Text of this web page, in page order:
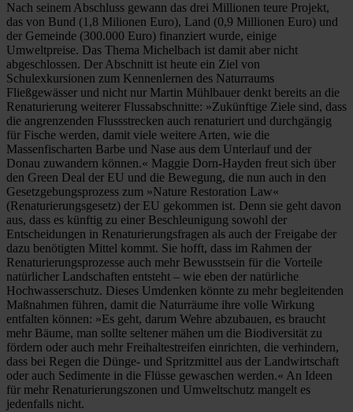
Nach seinem Abschluss gewann das drei Millionen teure Projekt,
das von Bund (1,8 Milionen Euro), Land (0,9 Millionen Euro) und
der Gemeinde (300.000 Euro) finanziert wurde, einige
Umweltpreise. Das Thema Michelbach ist damit aber nicht
abgeschlossen. Der Abschnitt ist heute ein Ziel von
Schulexkursionen zum Kennenlernen des Naturraums
Fließgewässer und nicht nur Martin Mühlbauer denkt bereits an die
Renaturierung weiterer Flussabschnitte: »Zukünftige Ziele sind, dass
die angrenzenden Flussstrecken auch renaturiert und durchgängig
für Fische werden, damit viele weitere Arten, wie die
Massenfischarten Barbe und Nase aus dem Unterlauf und der
Donau zuwandern können.« Maggie Dorn-Hayden freut sich über
den Green Deal der EU und die Bewegung, die nun auch in den
Gesetzgebungsprozess zum »Nature Restoration Law«
(Renaturierungsgesetz) der EU gekommen ist. Denn sie geht davon
aus, dass es künftig zu einer Beschleunigung sowohl der
Entscheidungen in Renaturierungsfragen als auch der Freigabe der
dazu benötigten Mittel kommt. Sie hofft, dass im Rahmen der
Renaturierungsprozesse auch mehr Bewusstsein für die Vorteile
natürlicher Landschaften entsteht – wie eben der natürliche
Hochwasserschutz. Dieses Umdenken könnte zu mehr begleitenden
Maßnahmen führen, damit die Naturräume ihre volle Wirkung
entfalten können: »Es geht, darum Wehre abzubauen, es braucht
mehr Bäume, man sollte seltener mähen um die Biodiversität zu
fördern oder auch mehr Freihaltestreifen einrichten, die verhindern,
dass bei Regen die Dünge- und Spritzmittel aus der Landwirtschaft
oder auch Sedimente in die Flüsse gewaschen werden.« An Ideen
für mehr Renaturierungszonen und Umweltschutz mangelt es
jedenfalls nicht.